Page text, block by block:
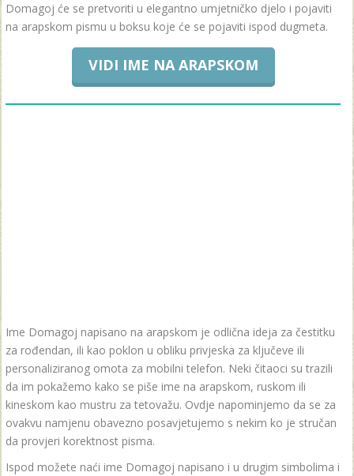
Domagoj će se pretvoriti u elegantno umjetničko djelo i pojaviti
na arapskom pismu u boksu koje će se pojaviti ispod dugmeta.
VIDI IME NA ARAPSKOM
Ime Domagoj napisano na arapskom je odlična ideja za čestitku
za rođendan, ili kao poklon u obliku privjeska za ključeve ili
personaliziranog omota za mobilni telefon. Neki čitaoci su trazili
da im pokažemo kako se piše ime na arapskom, ruskom ili
kineskom kao mustru za tetovažu. Ovdje napominjemo da se za
ovakvu namjenu obavezno posavjetujemo s nekim ko je stručan
da provjeri korektnost pisma.
Ispod možete naći ime Domagoj napisano i u drugim simbolima i